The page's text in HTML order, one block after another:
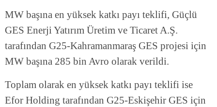
MW başına en yüksek katkı payı teklifi, Güçlü
GES Enerji Yatırım Üretim ve Ticaret A.Ş.
tarafından G25-Kahramanmaraş GES projesi için
MW başına 285 bin Avro olarak verildi.
Toplam olarak en yüksek katkı payı teklifi ise
Efor Holding tarafından G25-Eskişehir GES için